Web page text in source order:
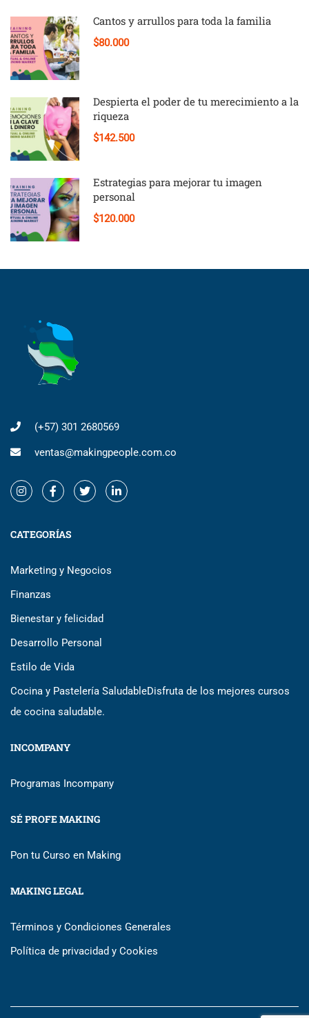
Cantos y arrullos para toda la familia
$80.000
Despierta el poder de tu merecimiento a la
riqueza
$142.500
Estrategias para mejorar tu imagen
personal
$120.000
(+57) 301 2680569
ventas@makingpeople.com.co
CATEGORÍAS
Marketing y Negocios
Finanzas
Bienestar y felicidad
Desarrollo Personal
Estilo de Vida
Cocina y Pastelería SaludableDisfruta de los mejores cursos
de cocina saludable.
INCOMPANY
Programas Incompany
SÉ PROFE MAKING
Pon tu Curso en Making
MAKING LEGAL
Términos y Condiciones Generales
Política de privacidad y Cookies